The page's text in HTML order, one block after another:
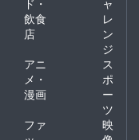
ド・
飲食
店
ャ
レ
ン
ジ
アニ
メ・
漫画
ス
ポ
ー
ツ
ファ
映